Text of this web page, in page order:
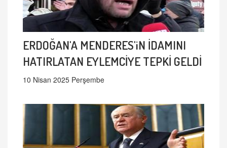
ERDOĞAN'A MENDERES'iN İDAMINI
HATIRLATAN EYLEMCİYE TEPKİ GELDİ
10 Nisan 2025 Perşembe